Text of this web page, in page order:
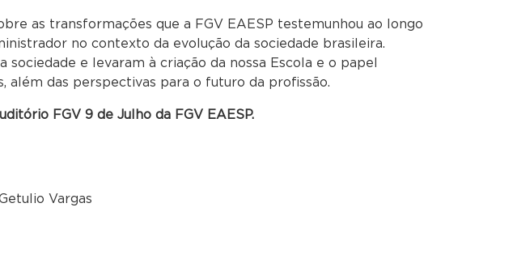
as transformações que a FGV EAESP testemunhou ao longo
no contexto da evolução da sociedade brasileira.
e levaram à criação da nossa Escola e o papel
além das perspectivas para o futuro da profissão.
FGV 9 de Julho da FGV EAESP.
Vargas